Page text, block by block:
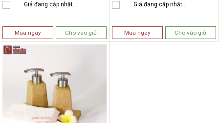
Giá đang cập nhật...
Mua ngay Cho vào giỏ
Giá đang cập nhật...
Mua ngay Cho vào giỏ